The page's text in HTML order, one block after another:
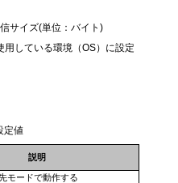
サイズ(単位：バイト)
用している環境（OS）に設定
定値
説明
モードで動作する